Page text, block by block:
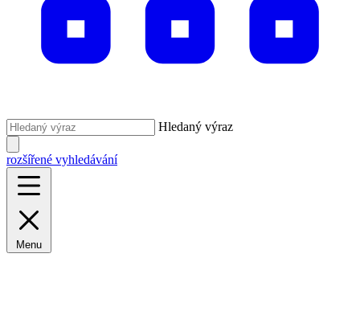
Hledaný výraz
rozšířené vyhledávání
Menu